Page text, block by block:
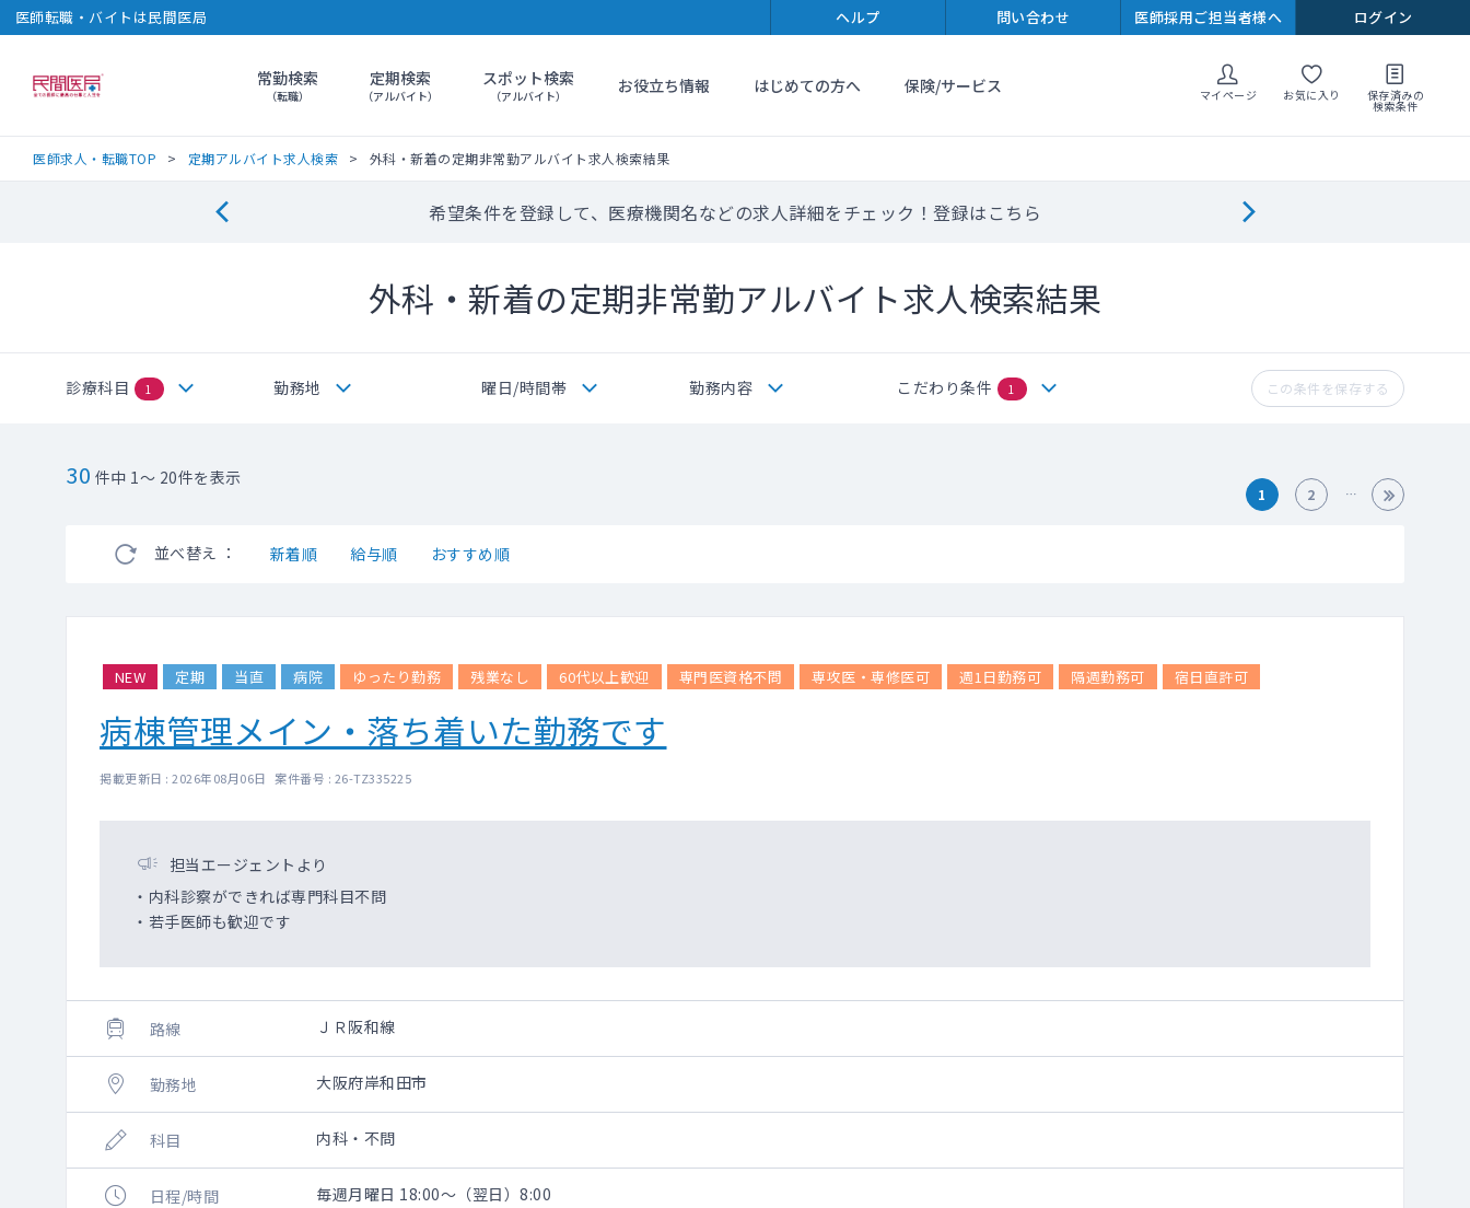
医師転職・バイトは民間医局 ヘルプ 問い合わせ 医師採用ご担当者様へ ログイン
民間医局常勤検索
（転職）
定期検索
（アルバイト）
スポット検索
（アルバイト） お役立ち情報 はじめての方へ 保険/サービス マイページ お気に入り 保存済みの
検索条件
医師求人・転職TOP 定期アルバイト求人検索 外科・新着の定期非常勤アルバイト求人検索結果
希望条件を登録して、医療機関名などの求人詳細をチェック！登録はこちら
外科・新着の定期非常勤アルバイト求人検索結果
診療科目 1 勤務地 曜日/時間帯 勤務内容 こだわり条件 1 この条件を保存する
30 件中 1～ 20件を表示
並べ替え ： 新着順 給与順 おすすめ順
1 2
NEW 定期 当直 病院 ゆったり勤務 残業なし 60代以上歓迎 専門医資格不問 専攻医・専修医可 週1日勤務可 隔週勤務可 宿日直許可
病棟管理メイン・落ち着いた勤務です
掲載更新日 : 2026年08月06日 案件番号 : 26-TZ335225
担当エージェントより
・内科診察ができれば専門科目不問
・若手医師も歓迎です
路線 ＪＲ阪和線
勤務地 大阪府岸和田市
科目 内科・不問
日程/時間 毎週月曜日 18:00～（翌日）8:00